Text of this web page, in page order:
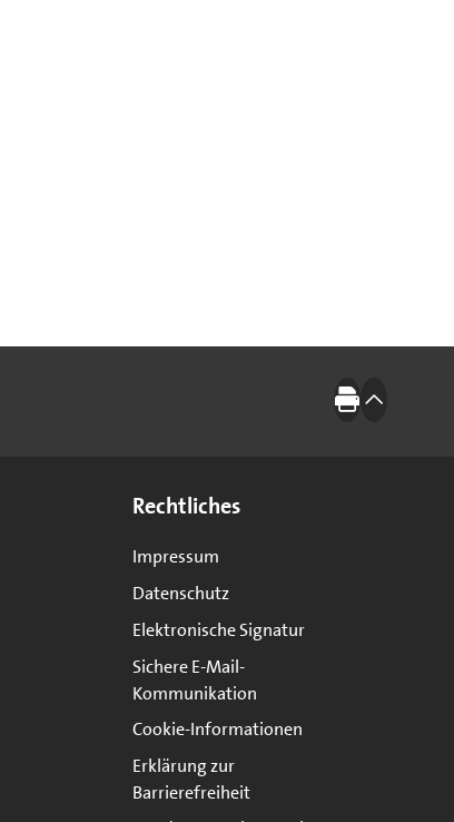
Druckennach oben
Rechtliches
Impressum
Datenschutz
Elektronische Signatur
Sichere E-Mail-
Kommunikation
Cookie-Informationen
Erklärung zur
Barrierefreiheit